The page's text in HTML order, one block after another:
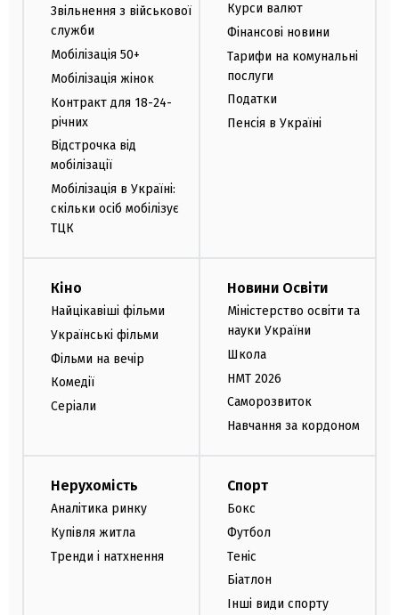
Звільнення з військової
служби
Мобілізація 50+
Мобілізація жінок
Контракт для 18-24-
річних
Відстрочка від
мобілізації
Мобілізація в Україні:
скільки осіб мобілізує
ТЦК
Курси валют
Фінансові новини
Тарифи на комунальні
послуги
Податки
Пенсія в Україні
Кіно
Найцікавіші фільми
Українські фільми
Фільми на вечір
Комедії
Серіали
Новини Освіти
Міністерство освіти та
науки України
Школа
НМТ 2026
Саморозвиток
Навчання за кордоном
Нерухомість
Аналітика ринку
Купівля житла
Тренди і натхнення
Спорт
Бокс
Футбол
Теніс
Біатлон
Інші види спорту